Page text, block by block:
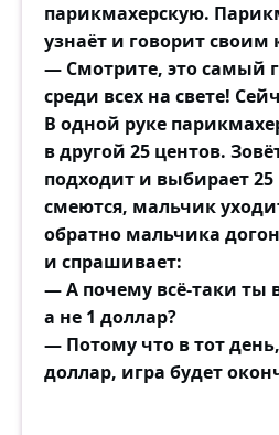
парикмахерскую.
узнаёт и говорит своим
— Смотрите, это самый
среди всех на свете!
В одной руке
в другой 25 центов.
подходит и выбирает 25
смеются, мальчик
обратно мальчика
и спрашивает:
— А почему всё-таки ты
а не 1 доллар?
— Потому что в тот
доллар, игра будет